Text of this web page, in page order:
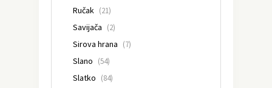
Ručak (21)
Savijača (2)
Sirova hrana (7)
Slano (54)
Slatko (84)